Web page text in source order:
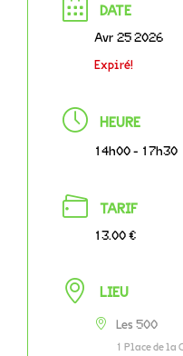
DATE
Avr 25 2026
Expiré!
HEURE
14h00 - 17h30
TARIF
13.00 €
LIEU
Les 500
1 Place de la